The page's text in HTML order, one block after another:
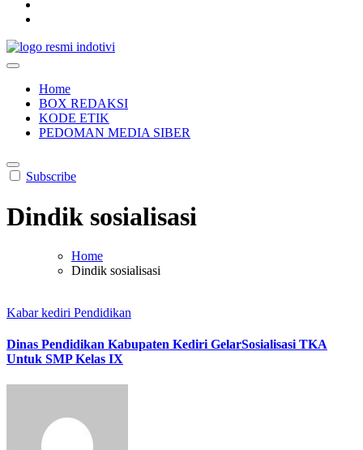
Home
BOX REDAKSI
KODE ETIK
PEDOMAN MEDIA SIBER
Subscribe
Dindik sosialisasi
Home
Dindik sosialisasi
Kabar kediri Pendidikan
Dinas Pendidikan Kabupaten Kediri GelarSosialisasi TKA
Untuk SMP Kelas IX